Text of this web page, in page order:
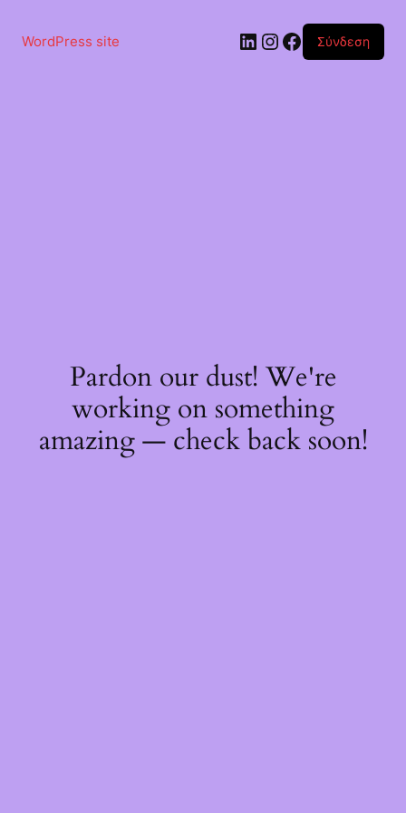
περιεχόμενο
WordPress site Linkedin
Instagram
Facebook
Σύνδεση
Pardon our dust! We're
working on something
amazing — check back soon!